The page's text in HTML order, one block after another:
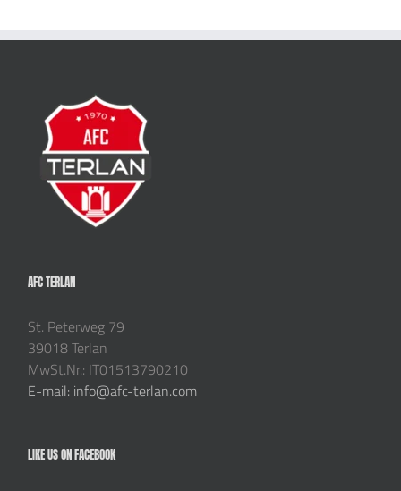
AFC TERLAN
St. Peterweg 79
39018 Terlan
MwSt.Nr.: IT01513790210
E-mail: info@afc-terlan.com
LIKE US ON FACEBOOK